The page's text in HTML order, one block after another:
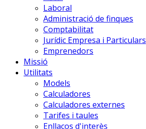
Laboral
Administració de finques
Comptabilitat
Jurídic Empresa i Particulars
Emprenedors
Missió
Utilitats
Models
Calculadores
Calculadores externes
Tarifes i taules
Enllaços d'interès